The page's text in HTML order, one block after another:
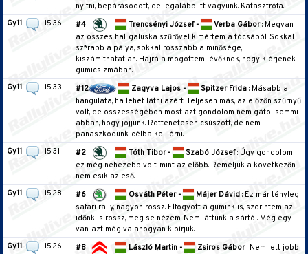
nyitni, bepárásodott, de legalább itt vagyunk. Katasztrófa.
Gy11
15:36 #4 Trencsényi József - Verba Gábor: Megvan
az összes hal, galuska szűrővel kimértem a tócsából. Sokkal
sz*rabb a pálya, sokkal rosszabb a minősége,
kiszámíthatatlan. Hajrá a mögöttem lévőknek, hogy kiérjenek
gumicsizmában.
Gy11
15:33 #12 Zagyva Lajos - Spitzer Frida: Másabb a
hangulata, ha lehet látni azért. Teljesen más, az előzőn szűrnyű
volt, de összességében most azt gondolom nem gátol semmi
abban, hogy jöjjünk. Rettenetesen csúszott, de nem
panaszkodunk, célba kell érni.
Gy11
15:31 #2 Tóth Tibor - Szabó József: Úgy gondolom
ez még nehezebb volt, mint az előbb. Reméljük a következőn
nem esik az eső.
Gy11
15:28 #6 Osváth Péter - Májer Dávid: Ez már tényleg
safari rally, nagyon rossz. Elfogyott a gumink is, szerintem az
időnk is rossz, meg se nézem. Nem láttunk a sártól. Még egy
van, azt még valahogyan kibírjuk.
Gy11
15:26 #8 László Martin - Zsiros Gábor: Nem lett jobb